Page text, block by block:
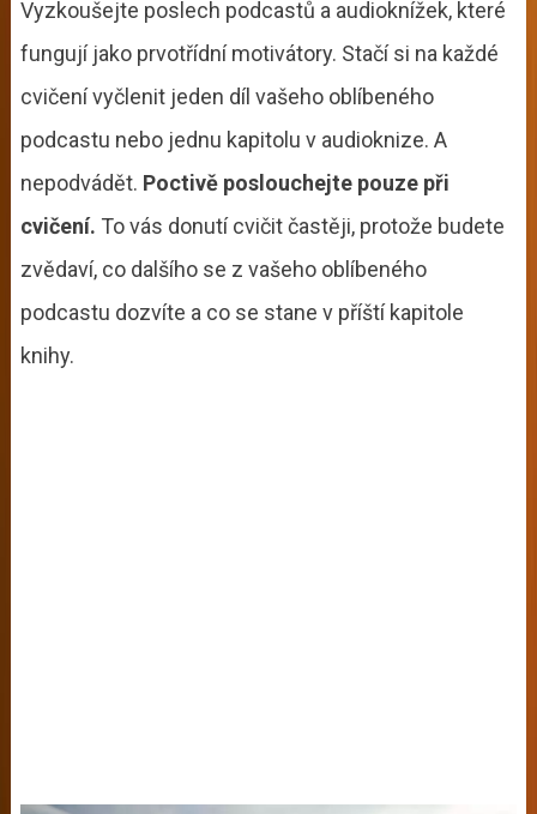
Vyzkoušejte poslech podcastů a audioknížek, které
fungují jako prvotřídní motivátory. Stačí si na každé
cvičení vyčlenit jeden díl vašeho oblíbeného
podcastu nebo jednu kapitolu v audioknize. A
nepodvádět. Poctivě poslouchejte pouze při
cvičení. To vás donutí cvičit častěji, protože budete
zvědaví, co dalšího se z vašeho oblíbeného
podcastu dozvíte a co se stane v příští kapitole
knihy.